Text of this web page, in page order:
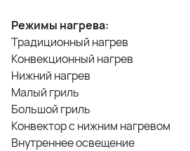
Режимы нагрева:
Традиционный нагрев
Конвекционный нагрев
Нижний нагрев
Малый гриль
Большой гриль
Конвектор с нижним нагревом
Внутреннее освещение